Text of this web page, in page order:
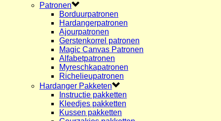
Patronen
Borduurpatronen
Hardangerpatronen
Ajourpatronen
Gerstenkorrel patronen
Magic Canvas Patronen
Alfabetpatronen
Myreschkapatronen
Richelieupatronen
Hardanger Pakketen
Instructie pakketten
Kleedjes pakketten
Kussen pakketten